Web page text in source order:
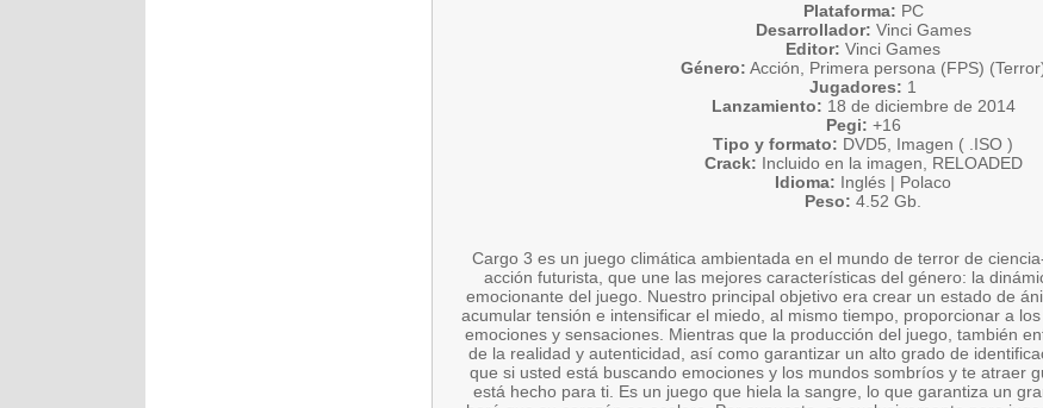
Plataforma: PC
Desarrollador: Vinci Games
Editor: Vinci Games
Género: Acción, Primera persona (FPS)
Jugadores: 1
Lanzamiento: 18 de diciembre de 2014
Pegi: +16
Tipo y formato: DVD5, Imagen ( .ISO )
Crack: Incluido en la imagen, RELOADED
Idioma: Inglés | Polaco
Peso: 4.52 Gb.
Cargo 3 es un juego climática ambientada en el mundo de terror de
acción futurista, que une las mejores características del género: la
emocionante del juego. Nuestro principal objetivo era crear un estado de
acumular tensión e intensificar el miedo, al mismo tiempo, proporcionar a
emociones y sensaciones. Mientras que la producción del juego, también
de la realidad y autenticidad, así como garantizar un alto grado de
que si usted está buscando emociones y los mundos sombríos y te atraer
está hecho para ti. Es un juego que hiela la sangre, lo que garantiza un